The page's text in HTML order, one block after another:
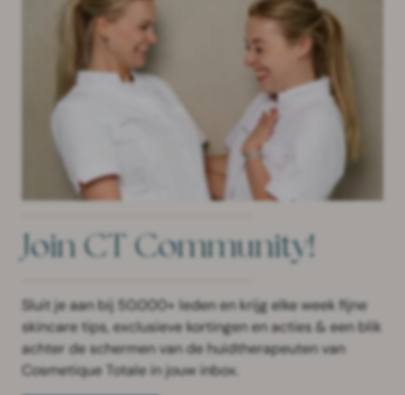
Join CT Community!
Sluit je aan bij 50.000+ leden en krijg elke week fijne
skincare tips, exclusieve kortingen en acties & een blik
achter de schermen van de huidtherapeuten van
Cosmetique Totale in jouw inbox.